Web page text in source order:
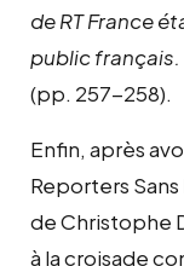
de RT France
public
(pp. 257-258).
Enfin, après
Reporters
de Christophe
à la croisade